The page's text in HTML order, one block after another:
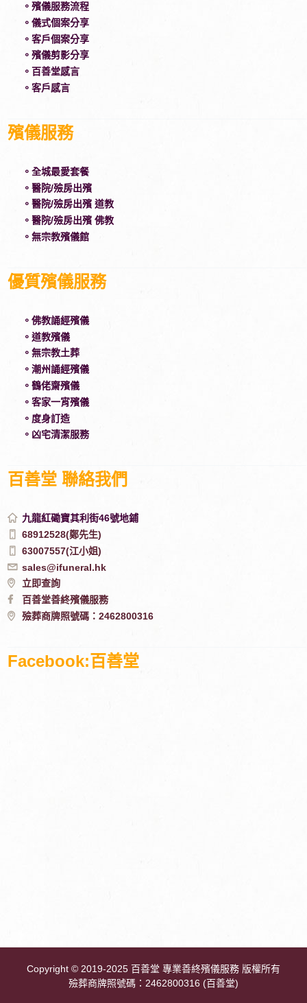
。殯儀服務流程
。儀式個案分享
。客戶個案分享
。殯儀剪影分享
。百善堂感言
。客戶感言
殯儀服務
。全城最愛套餐
。醫院/殮房出殯
。醫院/殮房出殯 道教
。醫院/殮房出殯 佛教
。無宗教殯儀館
優質殯儀服務
。佛教誦經殯儀
。道教殯儀
。無宗教土葬
。潮州誦經殯儀
。鶴佬齋殯儀
。客家一宵殯儀
。度身訂造
。凶宅清潔服務
百善堂 聯絡我們
九龍紅磡寶其利街46號地鋪
68912528(鄭先生)
63007557(江小姐)
sales@ifuneral.hk
立即查詢
百善堂善終殯儀服務
殮葬商牌照號碼：2462800316
Facebook:百善堂
Copyright © 2019-2025 百善堂 專業善終殯儀服務 版權所有
殮葬商牌照號碼：2462800316 (百善堂)